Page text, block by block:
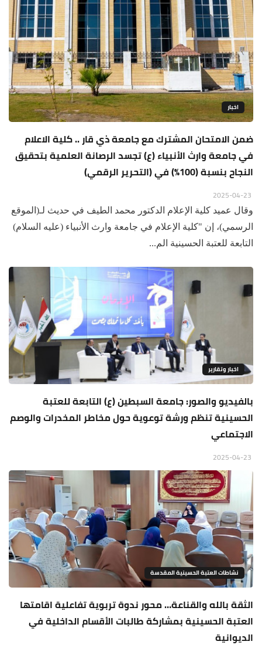
اخبار
ضمن الامتحان المشترك مع جامعة ذي قار .. كلية الاعلام
في جامعة وارث الأنبياء (ع) تجسد الرصانة العلمية بتحقيق
النجاح بنسبة (100%) في (التحرير الرقمي)
وقال عميد كلية الإعلام الدكتور محمد الطيف في حديث لـ(الموقع
الرسمي)، إن "كلية الإعلام في جامعة وارث الأنبياء (عليه السلام)
التابعة للعتبة الحسينية الم...
اخبار وتقارير
بالفيديو والصور: جامعة السبطين (ع) التابعة للعتبة
الحسينية تنظم ورشة توعوية حول مخاطر المخدرات والوصم
الاجتماعي
نشاطات العتبة الحسينية المقدسة
الثقة بالله والقناعة… محور ندوة تربوية تفاعلية اقامتها
العتبة الحسينية بمشاركة طالبات الأقسام الداخلية في
الديوانية